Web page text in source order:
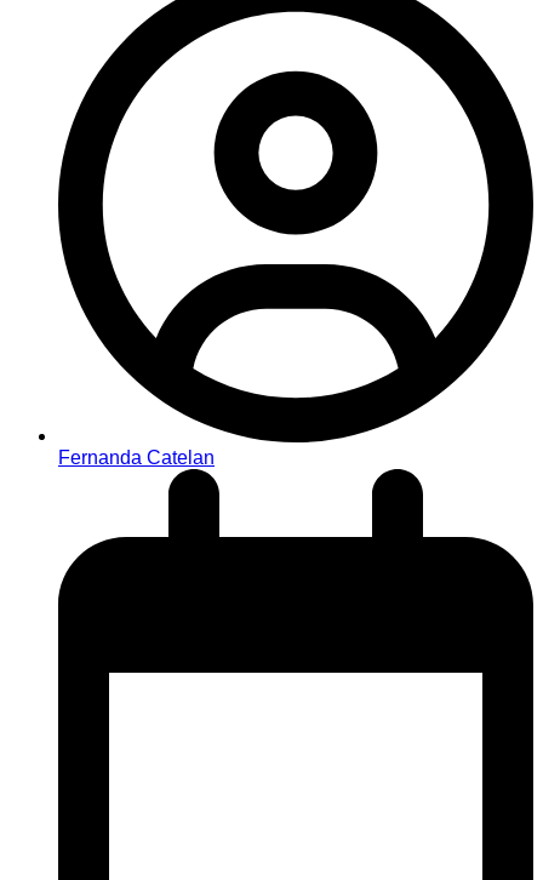
Fernanda Catelan